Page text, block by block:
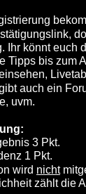
Ihr könnt euch
Tipps bis zum
auch ein
uvm.
3 Pkt.
1 Pkt.
wird nicht
zählt die